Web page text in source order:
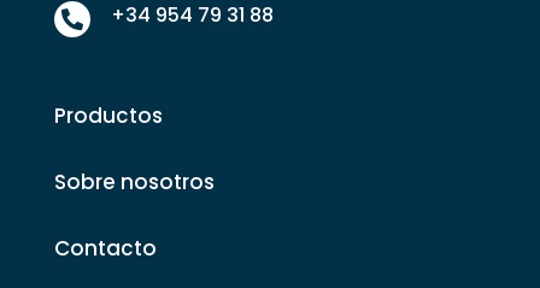
 +34 954 79 31 88
Productos
Sobre nosotros
Contacto